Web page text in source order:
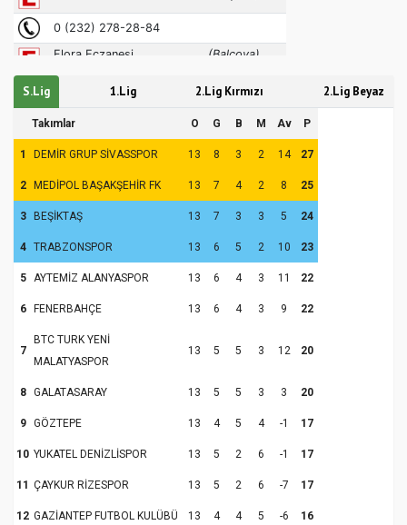
S.Lig 1.Lig 2.Lig Kırmızı 2.Lig Beyaz
Takımlar O G B M Av P
1 DEMİR GRUP SİVASSPOR 13 8 3 2 14 27
2 MEDİPOL BAŞAKŞEHİR FK 13 7 4 2 8 25
3 BEŞİKTAŞ 13 7 3 3 5 24
4 TRABZONSPOR 13 6 5 2 10 23
5 AYTEMİZ ALANYASPOR 13 6 4 3 11 22
6 FENERBAHÇE 13 6 4 3 9 22
7
BTC TURK YENİ
MALATYASPOR
13 5 5 3 12 20
8 GALATASARAY 13 5 5 3 3 20
9 GÖZTEPE 13 4 5 4 -1 17
10 YUKATEL DENİZLİSPOR 13 5 2 6 -1 17
11 ÇAYKUR RİZESPOR 13 5 2 6 -7 17
12 GAZİANTEP FUTBOL KULÜBÜ 13 4 4 5 -6 16